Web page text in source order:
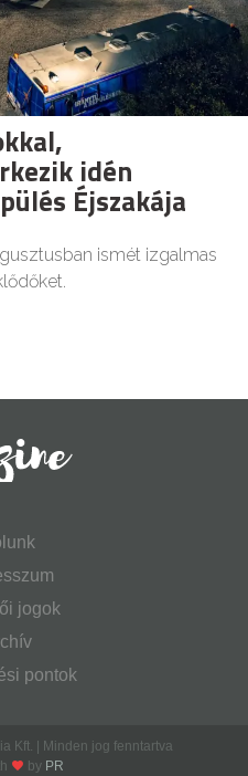
idén
Éjszakája
ismét izgalmas
jogok
pontok
Kft. | Minden jog fenntartva
by PR